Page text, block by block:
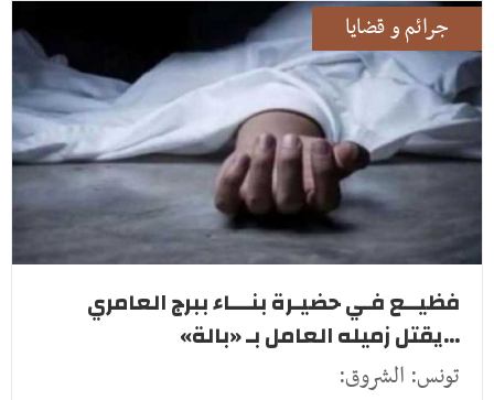
جرائم و قضايا
فظيــع فـي حضيـرة بنـــاء ببرج العامري
...يقتل زميله العامل بـ «بالة»
تونس: الشروق: